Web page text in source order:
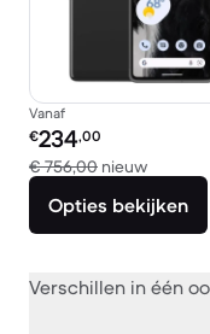
Vanaf
Refurbished prijs:
€234,00
€ 756,00 nieuw
Opties bekijken
Verschillen in één